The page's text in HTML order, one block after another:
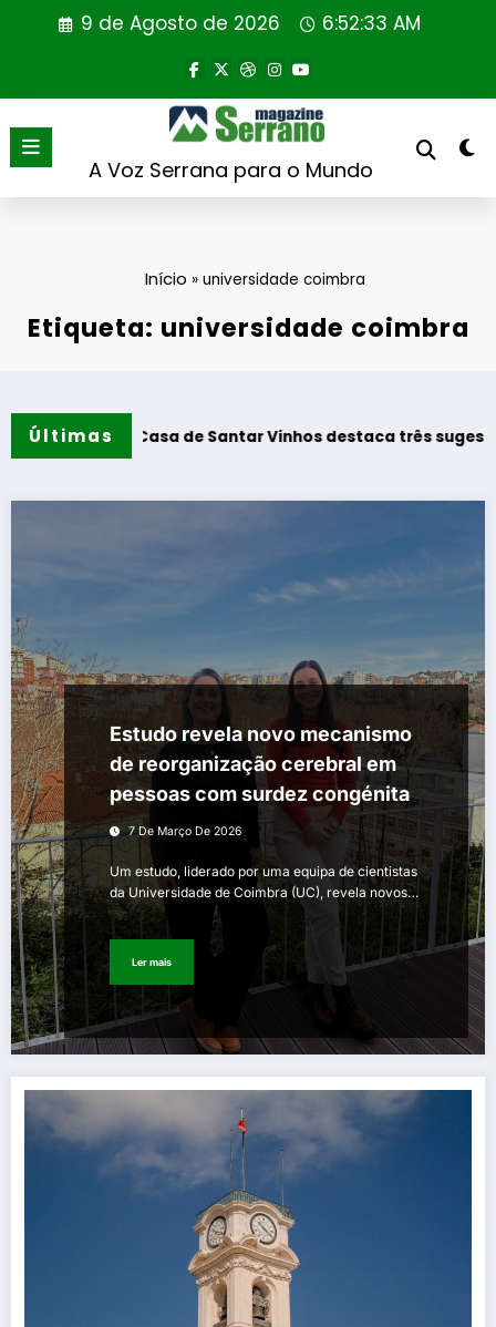
9 de Agosto de 2026 6:52:34 AM
A Voz Serrana para o Mundo
Início »universidade coimbra
Etiqueta: universidade coimbra
Últimas
de Santar Vinhos destaca três sugestões para os
Estudo revela novo mecanismo
de reorganização cerebral em
pessoas com surdez congénita
7 De Março De 2026
Um estudo, liderado por uma equipa de cientistas
da Universidade de Coimbra (UC), revela novos…
Ler mais